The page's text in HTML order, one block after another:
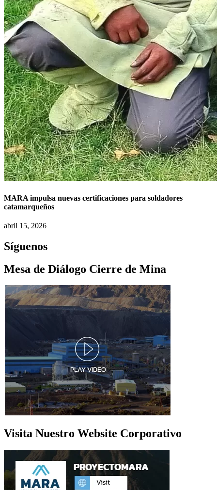
MARA impulsa nuevas certificaciones para soldadores
catamarqueños
abril 15, 2026
Síguenos
Mesa de Diálogo Cierre de Mina
Visita Nuestro Website Corporativo